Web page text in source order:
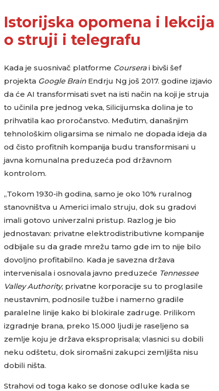
Istorijska opomena i lekcija
o struji i telegrafu
Kada je suosnivač platforme Coursera i bivši šef
projekta Google BrainEndrju Ng još 2017. godine izjavio
da će AI transformisati svet na isti način na koji je struja
to učinila pre jednog veka, Silicijumska dolina je to
prihvatila kao proročanstvo. Međutim, današnjim
tehnološkim oligarsima se nimalo ne dopada ideja da
od čisto profitnih kompanija budu transformisani u
javna komunalna preduzeća pod državnom
kontrolom.
„Tokom 1930-ih godina, samo je oko 10% ruralnog
stanovništva u Americi imalo struju, dok su gradovi
imali gotovo univerzalni pristup. Razlog je bio
jednostavan: privatne elektrodistributivne kompanije
odbijale su da grade mrežu tamo gde im to nije bilo
dovoljno profitabilno. Kada je savezna država
intervenisala i osnovala javno preduzeće Tennessee
Valley Authority, privatne korporacije su to proglasile
neustavnim, podnosile tužbe i namerno gradile
paralelne linije kako bi blokirale zadruge. Prilikom
izgradnje brana, preko 15.000 ljudi je raseljeno sa
zemlje koju je država eksproprisala; vlasnici su dobili
neku odštetu, dok siromašni zakupci zemljišta nisu
dobili ništa.
Strahovi od toga kako se donose odluke kada se